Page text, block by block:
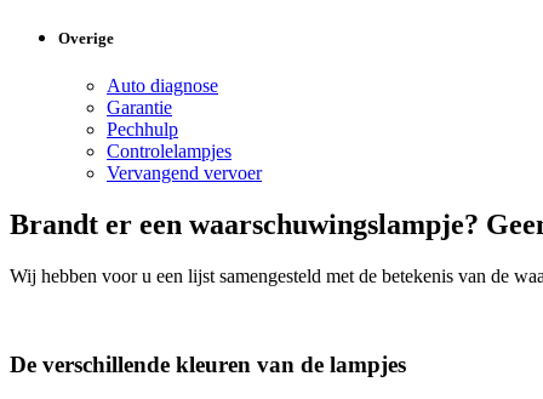
Overige
Auto diagnose
Garantie
Pechhulp
Controlelampjes
Vervangend vervoer
Brandt er een waarschuwingslampje?
Wij hebben voor u een lijst samengesteld met de betekenis van de
De verschillende kleuren van de lampjes